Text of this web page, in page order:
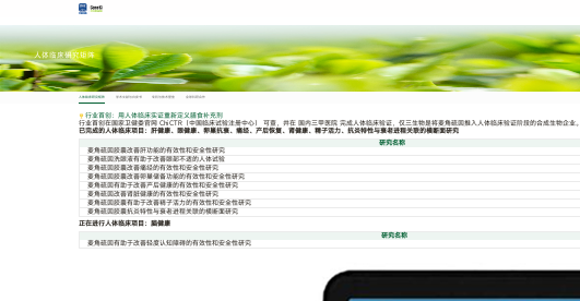
人体临床研究矩阵
人体临床研究矩阵 学术文献与白皮书 专利与技术壁垒 全球科研合作
行业首创：用人体临床实证重新定义膳食补充剂
行业首创在国家卫健委官网 ChiCTR（中国临床试验注册中心） 可查，并在 国内三甲医院 完成人体临床验证，仅三生物是将麦角硫因推入人体临床验证阶段的合成生物企业。
已完成的人体临床项目：肝健康、眼健康、卵巢抗衰、痛经、产后恢复、肾健康、精子活力、抗炎特性与衰老进程关联的横断面研究
研究名称
麦角硫因胶囊改善肝功能的有效性和安全性研究
麦角硫因洗眼液有助于改善眼部不适的人体试验
麦角硫因胶囊改善痛经的有效性和安全性研究
麦角硫因胶囊改善卵巢储备功能的有效性和安全性研究
麦角硫因有助于改善产后健康的有效性和安全性研究
麦角硫因改善肾脏健康的有效性和安全性研究
麦角硫因胶囊有助于改善精子活力的有效性和安全性研究
麦角硫因胶囊抗炎特性与衰老进程关联的横断面研究
正在进行人体临床项目：脑健康
研究名称
麦角硫因有助于改善轻度认知障碍的有效性和安全性研究